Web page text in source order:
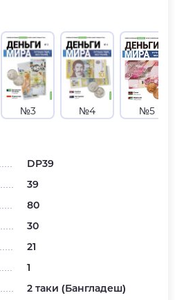
№3 №4 №5
DP39
39
80
30
21
1
2 таки (Бангладеш)